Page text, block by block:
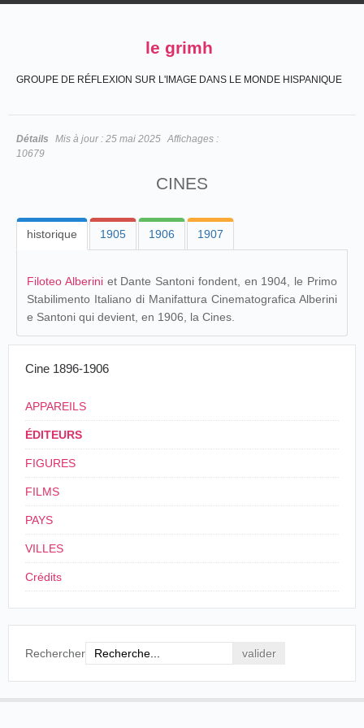
le grimh
GROUPE DE RÉFLEXION SUR L'IMAGE DANS LE MONDE HISPANIQUE
Détails Mis à jour : 25 mai 2025 Affichages :
10679
CINES
historique 1905 1906 1907
Filoteo Alberiniet Dante Santoni fondent, en 1904, le Primo
Stabilimento Italiano di Manifattura Cinematografica Alberini
e Santoni qui devient, en 1906, la Cines.
Cine 1896-1906
APPAREILS
ÉDITEURS
FIGURES
FILMS
PAYS
VILLES
Crédits
Rechercher